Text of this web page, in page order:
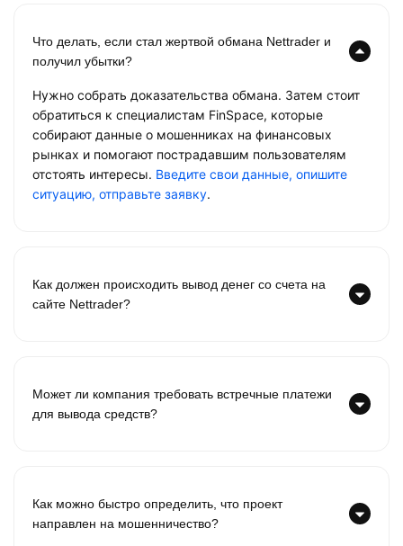
Что делать, если стал жертвой обмана Nettrader и
получил убытки?
Нужно собрать доказательства обмана. Затем стоит
обратиться к специалистам FinSpace, которые
собирают данные о мошенниках на финансовых
рынках и помогают пострадавшим пользователям
отстоять интересы. Введите свои данные, опишите
ситуацию, отправьте заявку.
Как должен происходить вывод денег со счета на
сайте Nettrader?
Может ли компания требовать встречные платежи
для вывода средств?
Как можно быстро определить, что проект
направлен на мошенничество?